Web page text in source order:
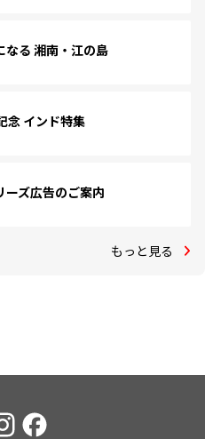
なる 湘南・江の島
念 インド特集
ーズ広告のご案内
もっと見る